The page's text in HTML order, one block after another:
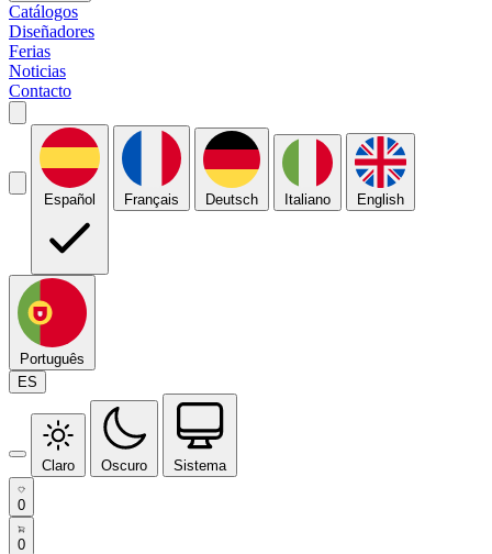
Catálogos
Diseñadores
Ferias
Noticias
Contacto
Español Français Deutsch Italiano English
Português
ES
Claro Oscuro Sistema
0
0